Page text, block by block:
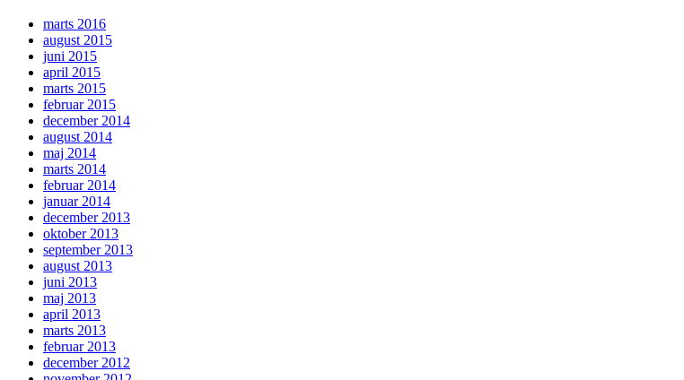
marts 2016
august 2015
juni 2015
april 2015
marts 2015
februar 2015
december 2014
august 2014
maj 2014
marts 2014
februar 2014
januar 2014
december 2013
oktober 2013
september 2013
august 2013
juni 2013
maj 2013
april 2013
marts 2013
februar 2013
december 2012